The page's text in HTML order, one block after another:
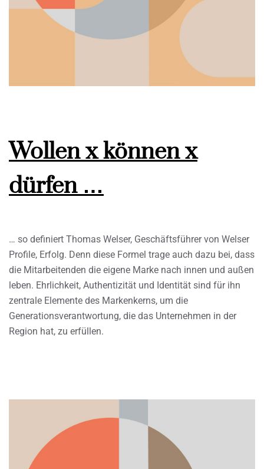
Wollen x können x
dürfen …
… so definiert Thomas Welser, Geschäftsführer von Welser
Profile, Erfolg. Denn diese Formel trage auch dazu bei, dass
die Mitarbeitenden die eigene Marke nach innen und außen
leben. Ehrlichkeit, Authentizität und Identität sind für ihn
zentrale Elemente des Markenkerns, um die
Generationsverantwortung, die das Unternehmen in der
Region hat, zu erfüllen.